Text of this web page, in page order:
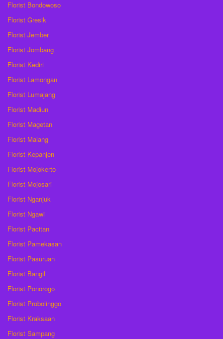
Florist Bondowoso
Florist Gresik
Florist Jember
Florist Jombang
Florist Kediri
Florist Lamongan
Florist Lumajang
Florist Madiun
Florist Magetan
Florist Malang
Florist Kepanjen
Florist Mojokerto
Florist Mojosari
Florist Nganjuk
Florist Ngawi
Florist Pacitan
Florist Pamekasan
Florist Pasuruan
Florist Bangil
Florist Ponorogo
Florist Probolinggo
Florist Kraksaan
Florist Sampang